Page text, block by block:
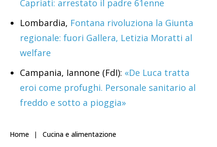
Capriati: arrestato il padre 61enne
Lombardia, Fontana rivoluziona la Giunta
regionale: fuori Gallera, Letizia Moratti al
welfare
Campania, Iannone (FdI): «De Luca tratta
eroi come profughi. Personale sanitario al
freddo e sotto a pioggia»
Home Cucina e alimentazione